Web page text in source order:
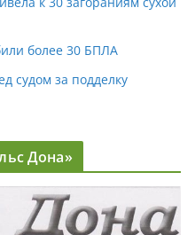
более 30 БПЛА
судом за подделку
Дона»